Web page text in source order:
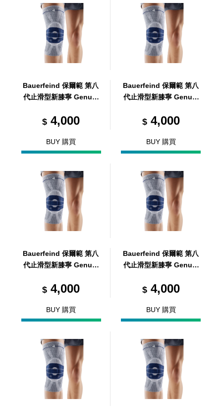
Bauerfeind 保爾範 第八
代止滑型新膝寧 GenuTr
d 0
$4,000
BUY 購買
Bauerfeind 保爾範 第八
代止滑型新膝寧 GenuTr
d 7
$4,000
BUY 購買
Bauerfeind 保爾範 第八
代止滑型新膝寧 GenuTr
d 3
$4,000
BUY 購買
Bauerfeind 保爾範 第八
代止滑型新膝寧 GenuTr
d 6
$4,000
BUY 購買